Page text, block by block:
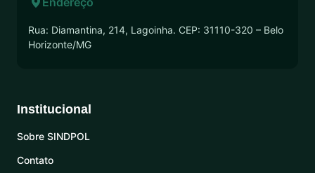
Rua: Diamantina, 214, Lagoinha. CEP: 31110-320 – Belo
Horizonte/MG
Institucional
Sobre SINDPOL
Contato